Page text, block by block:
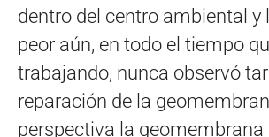
dentro del centro ambiental y
peor aún, en todo el tiempo
trabajando, nunca observó
reparación de la
perspectiva la geomembrana